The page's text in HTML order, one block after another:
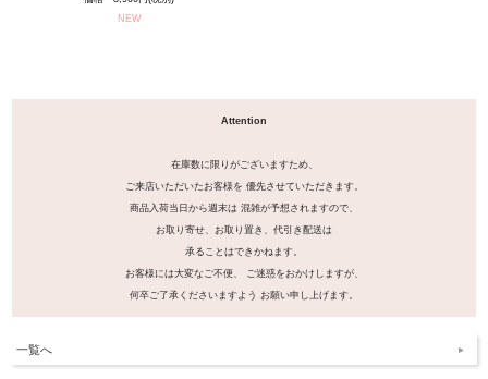
NEW
Attention
在庫数に限りがございますため、
ご来店いただいたお客様を 優先させていただきます。
商品入荷当日から週末は 混雑が予想されますので、
お取り寄せ、お取り置き、代引き配送は
承ることはできかねます。
お客様には大変なご不便、 ご迷惑をおかけしますが、
何卒ご了承くださいますよう お願い申し上げます。
一覧へ